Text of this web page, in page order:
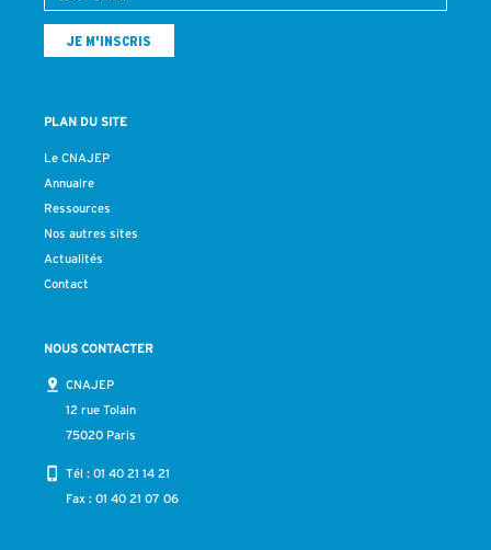
PLAN DU SITE
Le CNAJEP
Annuaire
Ressources
Nos autres sites
Actualités
Contact
NOUS CONTACTER
CNAJEP
12 rue Tolain
75020 Paris
Tél : 01 40 21 14 21
Fax : 01 40 21 07 06